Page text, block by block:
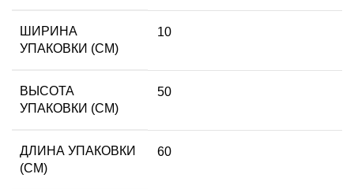
ШИРИНА
УПАКОВКИ (СМ)
10
ВЫСОТА
УПАКОВКИ (СМ)
50
ДЛИНА УПАКОВКИ
(СМ)
60